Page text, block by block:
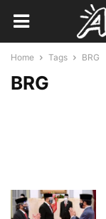
Home Tags BRG
BRG